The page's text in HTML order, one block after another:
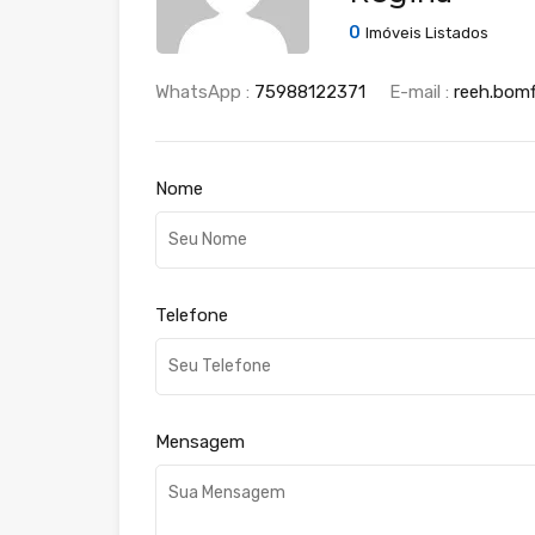
0 Imóveis Listados
WhatsApp : 75988122371 E-mail :
Nome
Telefone
Mensagem